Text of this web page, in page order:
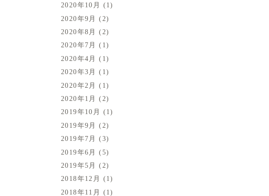
2020年10月
(1)
2020年9月
(2)
2020年8月
(2)
2020年7月
(1)
2020年4月
(1)
2020年3月
(1)
2020年2月
(1)
2020年1月
(2)
2019年10月
(1)
2019年9月
(2)
2019年7月
(3)
2019年6月
(5)
2019年5月
(2)
2018年12月
(1)
2018年11月
(1)